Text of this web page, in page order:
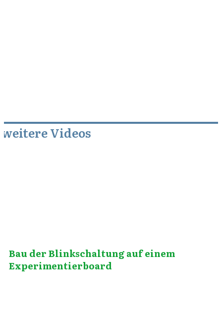
weitere Videos
Bau der Blinkschaltung auf einem
Experimentierboard